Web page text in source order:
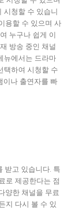
시청할 수 있습니
용할 수 있으며 사
누구나 쉽게 이
방송 중인 채널
뉴에서는 드라마
택하여 시청할 수
이나 출연자를 빠
받고 있습니다. 특
로 제공한다는 점
양한 채널을 무료
지 다시 볼 수 있